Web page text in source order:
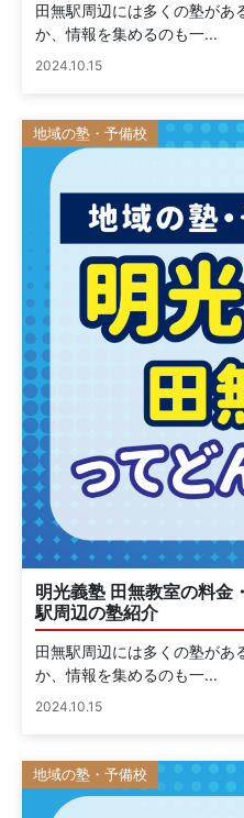
田無駅周辺には多くの塾があ
か、情報を集めるのも一...
2024.10.15
地域の塾・予備校
明光義塾 田無教室の料金
駅周辺の塾紹介
田無駅周辺には多くの塾があ
か、情報を集めるのも一...
2024.10.15
地域の塾・予備校